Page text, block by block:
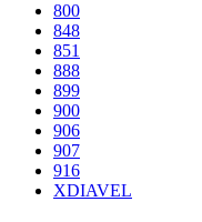
800
848
851
888
899
900
906
907
916
XDIAVEL